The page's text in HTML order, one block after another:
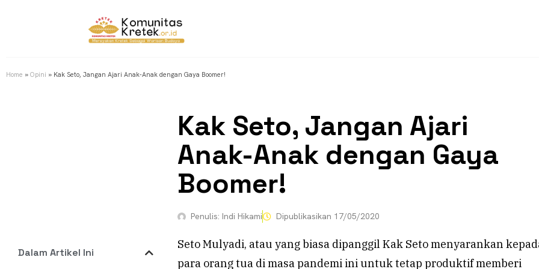
Home » Opini » Kak Seto, Jangan Ajari Anak-Anak dengan Gaya Boomer!
Kak Seto, Jangan Ajari
Anak-Anak dengan Gaya
Boomer!
Penulis: Indi Hikami Dipublikasikan 17/05/2020
Dalam Artikel Ini
Seto Mulyadi, atau yang biasa dipanggil Kak Seto menyarankan
para orang tua di masa pandemi ini untuk tetap produktif memberi